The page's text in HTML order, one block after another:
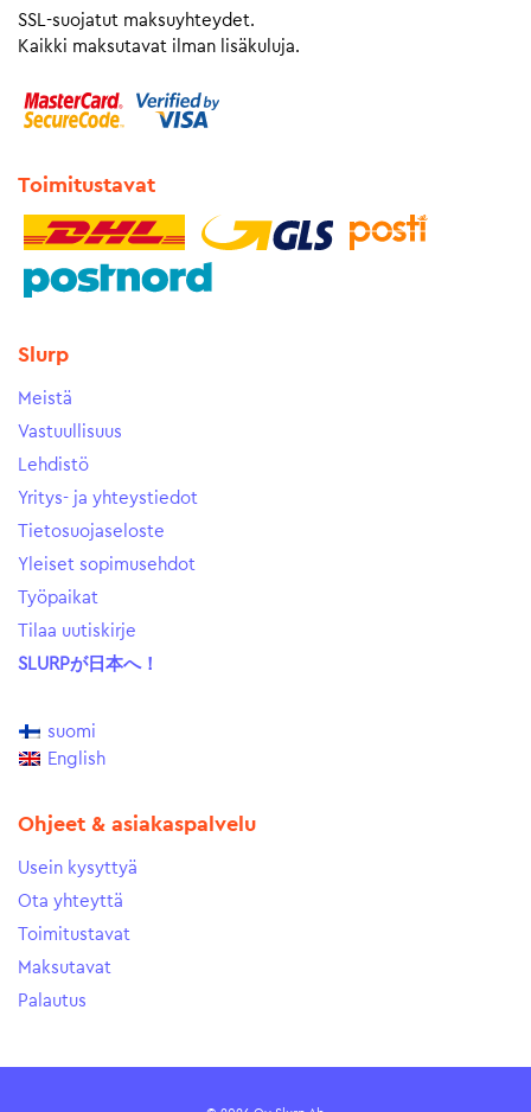
SSL-suojatut maksuyhteydet.
Kaikki maksutavat ilman lisäkuluja.
Toimitustavat
Slurp
Meistä
Vastuullisuus
Lehdistö
Yritys- ja yhteystiedot
Tietosuojaseloste
Yleiset sopimusehdot
Työpaikat
Tilaa uutiskirje
SLURPが日本へ！
suomi
English
Ohjeet & asiakaspalvelu
Usein kysyttyä
Ota yhteyttä
Toimitustavat
Maksutavat
Palautus